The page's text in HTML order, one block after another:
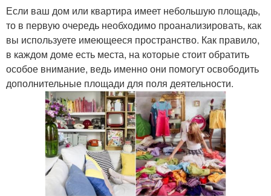
Если ваш дом или квартира имеет небольшую площадь,
то в первую очередь необходимо проанализировать, как
вы используете имеющееся пространство. Как правило,
в каждом доме есть места, на которые стоит обратить
особое внимание, ведь именно они помогут освободить
дополнительные площади для поля деятельности.